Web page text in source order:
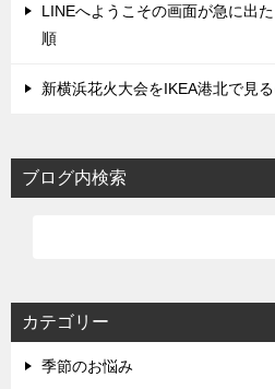
LINEへようこその画面が急に出
順
新横浜花火大会をIKEA港北で見
ブログ内検索
カテゴリー
季節のお悩み